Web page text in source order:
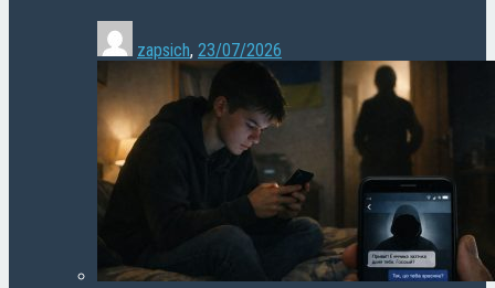
zapsich, 23/07/2026